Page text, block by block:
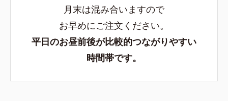
月末は混み合いますので
お早めにご注文ください。
平日のお昼前後が比較的つながりやすい
時間帯です。